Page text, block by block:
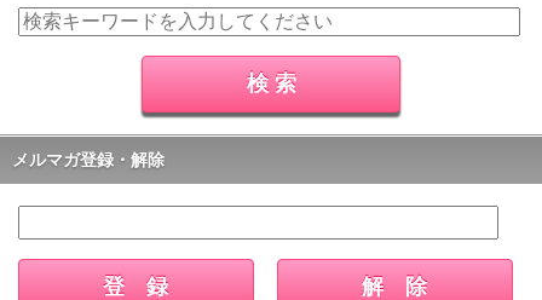
メルマガ登録・解除